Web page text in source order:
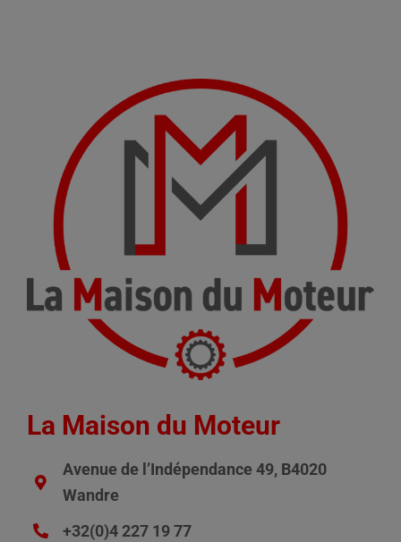
La Maison du Moteur
Avenue de l’Indépendance 49, B4020
Wandre
+32(0)4 227 19 77